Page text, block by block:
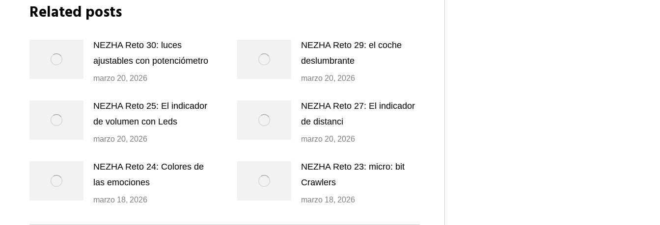
Related posts
NEZHA Reto 30: luces
ajustables con potenciómetro
marzo 20, 2026
NEZHA Reto 29: el coche
deslumbrante
marzo 20, 2026
NEZHA Reto 25: El indicador
de volumen con Leds
marzo 20, 2026
NEZHA Reto 27: El indicador
de distanci
marzo 20, 2026
NEZHA Reto 24: Colores de
las emociones
marzo 18, 2026
NEZHA Reto 23: micro: bit
Crawlers
marzo 18, 2026